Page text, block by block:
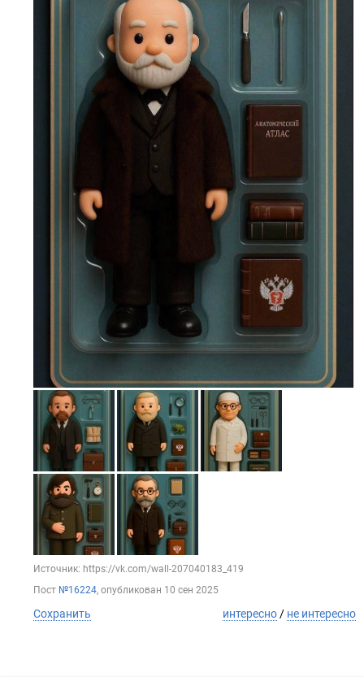
Источник: https://vk.com/wall-207040183_419
Пост №16224, опубликован 10 сен 2025
Сохранить интересно/ не интересно